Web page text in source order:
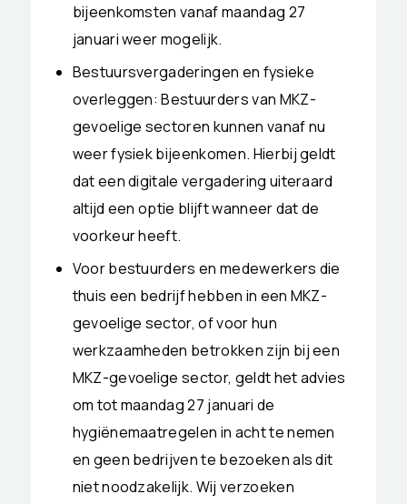
bijeenkomsten vanaf maandag 27
januari weer mogelijk.
Bestuursvergaderingen en fysieke
overleggen: Bestuurders van MKZ-
gevoelige sectoren kunnen vanaf nu
weer fysiek bijeenkomen. Hierbij geldt
dat een digitale vergadering uiteraard
altijd een optie blijft wanneer dat de
voorkeur heeft.
Voor bestuurders en medewerkers die
thuis een bedrijf hebben in een MKZ-
gevoelige sector, of voor hun
werkzaamheden betrokken zijn bij een
MKZ-gevoelige sector, geldt het advies
om tot maandag 27 januari de
hygiënemaatregelen in acht te nemen
en geen bedrijven te bezoeken als dit
niet noodzakelijk. Wij verzoeken